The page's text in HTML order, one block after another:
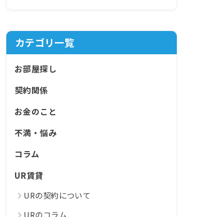
カテゴリ一覧
お部屋探し
契約関係
お金のこと
不満・悩み
コラム
UR賃貸
URの契約について
URのコラム